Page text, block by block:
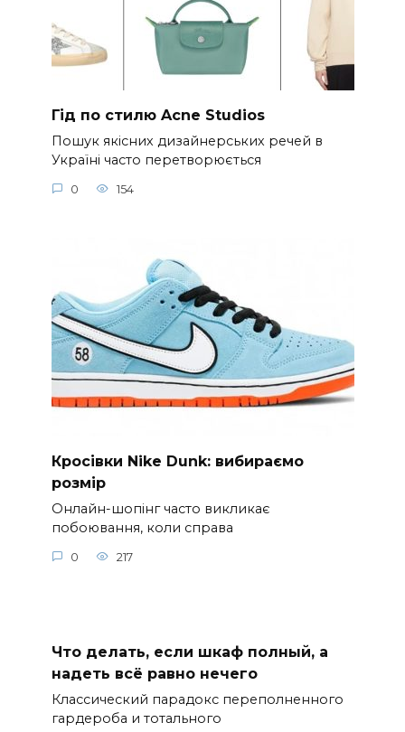
Гід по стилю Acne Studios
Пошук якісних дизайнерських речей в
Україні часто перетворюється
0 154
Кросівки Nike Dunk: вибираємо
розмір
Онлайн-шопінг часто викликає
побоювання, коли справа
0 217
Что делать, если шкаф полный, а
надеть всё равно нечего
Классический парадокс переполненного
гардероба и тотального